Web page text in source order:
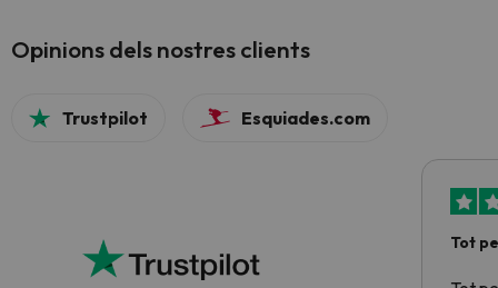
Opinions dels nostres clients
Trustpilot Esquiades.com
Tot